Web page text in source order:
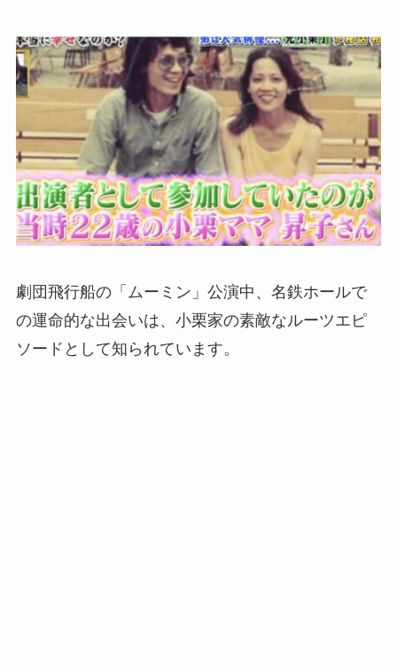
劇団飛行船の「ムーミン」公演中、名鉄ホールで
の運命的な出会いは、小栗家の素敵なルーツエピ
ソードとして知られています。